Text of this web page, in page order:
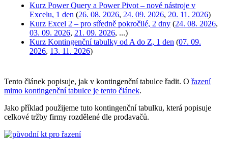
Kurz Power Query a Power Pivot – nové nástroje v
Excelu, 1 den (26. 08. 2026, 24. 09. 2026, 20. 11. 2026)
Kurz Excel 2 – pro středně pokročilé, 2 dny (24. 08. 2026,
03. 09. 2026, 21. 09. 2026, ...)
Kurz Kontingenční tabulky od A do Z, 1 den (07. 09.
2026, 13. 11. 2026)
Tento článek popisuje, jak v kontingenční tabulce řadit. O řazení
mimo kontingenční tabulce je tento článek.
Jako příklad použijeme tuto kontingenční tabulku, která popisuje
celkové tržby firmy rozdělené dle prodavačů.